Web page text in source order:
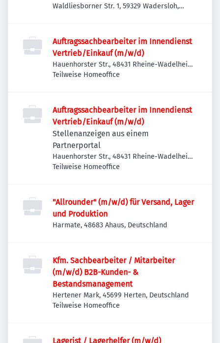
Waldliesborner Str. 1, 59329 Wadersloh,
Auftragssachbearbeiter im Innendienst
Vertrieb/Einkauf (m/w/d)
Hauenhorster Str., 48431 Rheine-Wadelheim,
Deutschland
Teilweise Homeoffice
Auftragssachbearbeiter im Innendienst
Vertrieb/Einkauf (m/w/d)
Stellenanzeigen aus einem
Partnerportal
Hauenhorster Str., 48431 Rheine-Wadelheim,
Deutschland
Teilweise Homeoffice
"Allrounder" (m/w/d) für Versand, Lager
und Produktion
Harmate, 48683 Ahaus, Deutschland
Kfm. Sachbearbeiter / Mitarbeiter
(m/w/d) B2B-Kunden- &
Bestandsmanagement
Hertener Mark, 45699 Herten, Deutschland
Teilweise Homeoffice
Lagerist / Lagerhelfer (m/w/d)